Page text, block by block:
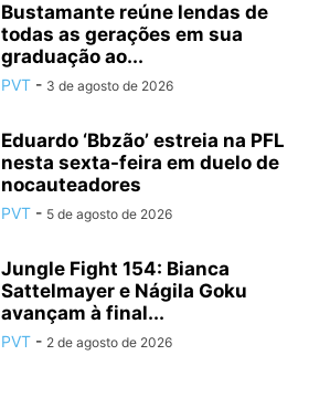
Bustamante reúne lendas de
todas as gerações em sua
graduação ao...
PVT - 3 de agosto de 2026
Eduardo ‘Bbzão’ estreia na PFL
nesta sexta-feira em duelo de
nocauteadores
PVT - 5 de agosto de 2026
Jungle Fight 154: Bianca
Sattelmayer e Nágila Goku
avançam à final...
PVT - 2 de agosto de 2026